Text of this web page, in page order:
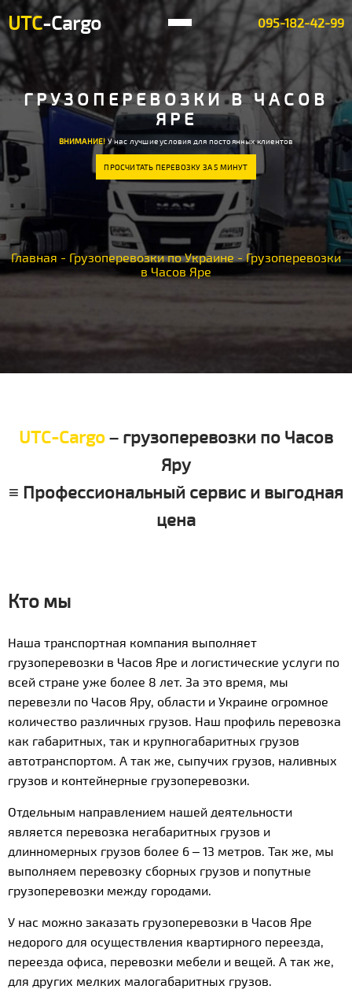
UTC-Cargo 095-182-42-99
ГРУЗОПЕРЕВОЗКИ В ЧАСОВ
ЯРЕ
ВНИМАНИЕ!У нас лучшие условия для постоянных клиентов
ПРОСЧИТАТЬ ПЕРЕВОЗКУ ЗА 5 МИНУТ
Главная - Грузоперевозки по Украине -Грузоперевозки
в Часов Яре
UTC-Cargo– грузоперевозки по Часов
Яру
≡ Профессиональный сервис и выгодная
цена
Кто мы
Наша транспортная компания выполняет
грузоперевозки в Часов Яре и логистические услуги по
всей стране уже более 8 лет. За это время, мы
перевезли по Часов Яру, области и Украине огромное
количество различных грузов. Наш профиль перевозка
как габаритных, так и крупногабаритных грузов
автотранспортом. А так же, сыпучих грузов, наливных
грузов и контейнерные грузоперевозки.
Отдельным направлением нашей деятельности
является перевозка негабаритных грузов и
длинномерных грузов более 6 – 13 метров. Так же, мы
выполняем перевозку сборных грузов и попутные
грузоперевозки между городами.
У нас можно заказать грузоперевозки в Часов Яре
недорого для осуществления квартирного переезда,
переезда офиса, перевозки мебели и вещей. А так же,
для других мелких малогабаритных грузов.